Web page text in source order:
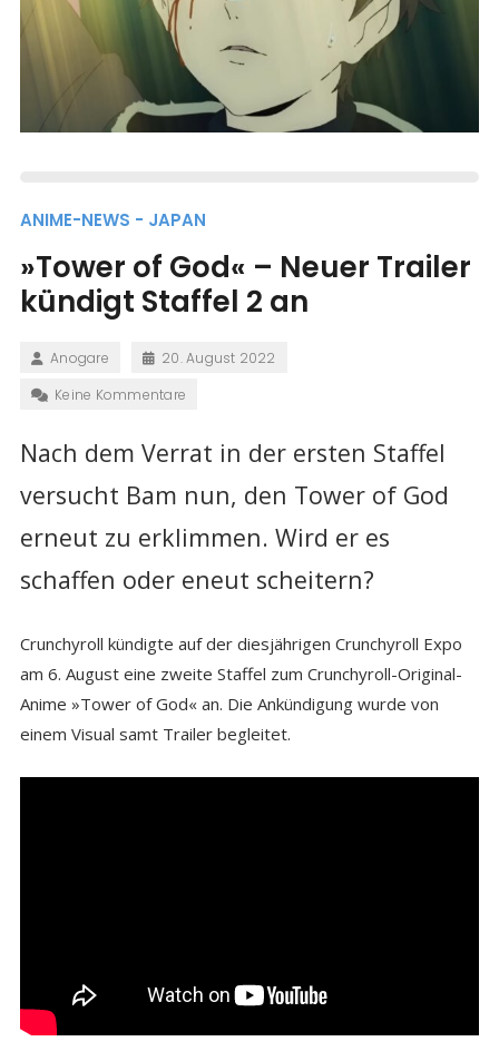
ANIME-NEWS - JAPAN
»Tower of God« – Neuer Trailer
kündigt Staffel 2 an
Anogare
20. August 2022
Keine Kommentare
Nach dem Verrat in der ersten Staffel
versucht Bam nun, den Tower of God
erneut zu erklimmen. Wird er es
schaffen oder eneut scheitern?
Crunchyroll kündigte auf der diesjährigen Crunchyroll Expo
am 6. August eine zweite Staffel zum Crunchyroll-Original-
Anime »Tower of God« an. Die Ankündigung wurde von
einem Visual samt Trailer begleitet.